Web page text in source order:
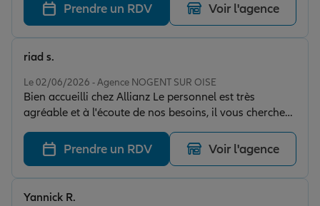
Prendre un RDV Voir l'agence
Le 02/06/2026 - Agence NOGENT SUR OISE
Bien accueilli chez Allianz Le personnel est très
agréable et à l'écoute de nos besoins, il vous cherche
vraiment les meilleures options. Je remercie
particulièrement Valérie de nogent Sur Oise
riad s.
Prendre un RDV Voir l'agence
Yannick R.